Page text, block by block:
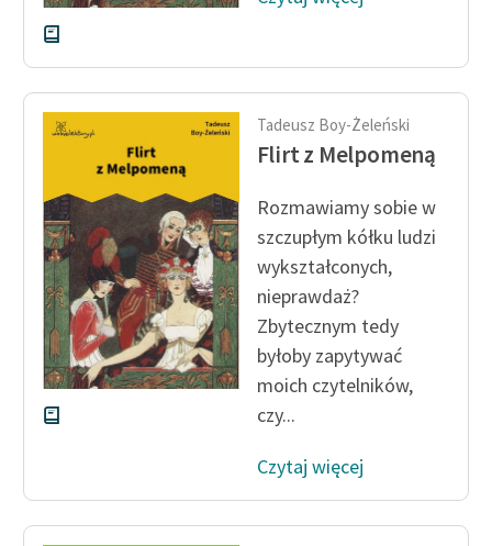
Szkoła Poezji Wolnych
Lektur
O nas
O projekcie
Zespół
Zasady wykorzystania
Wolnych Lektur
Logotypy
Regulamin biblioteki
Tadeusz Boy-Żeleński
Flirt z Melpomeną
Rozmawiamy sobie w
szczupłym kółku ludzi
wykształconych,
nieprawdaż?
Zbytecznym tedy
byłoby zapytywać
moich czytelników,
czy...
Czytaj więcej